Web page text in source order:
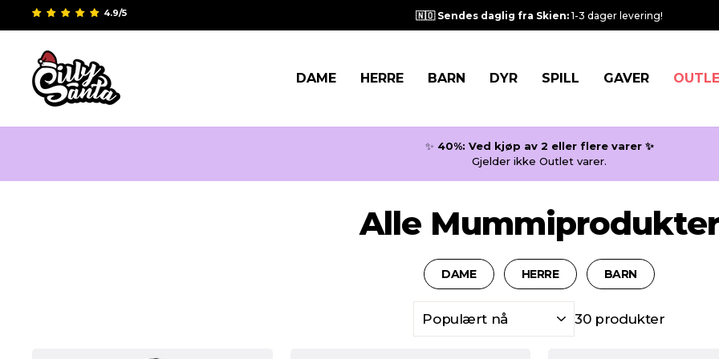
4.9/5 🇳🇴 Sendes daglig fra Skien: 1-3 dager levering!
DAME HERRE BARN DYR SPILL GAVER
✨ 40%: Ved kjøp av 2 eller flere varer ✨
Gjelder ikke Outlet varer.
Alle Mummiprodukter
DAME HERRE BARN
30 produkter
ETTER